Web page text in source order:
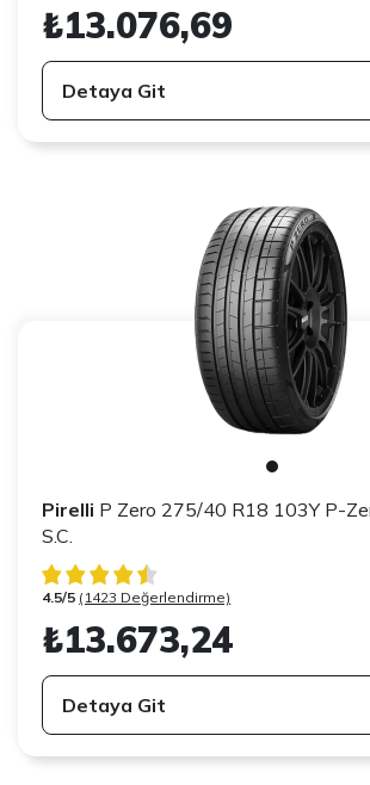
₺13.076,69
Detaya Git
Pirelli P Zero 275/40 R18 103Y P-
S.C.
4.5/5 (1423 Değerlendirme)
₺13.673,24
Detaya Git